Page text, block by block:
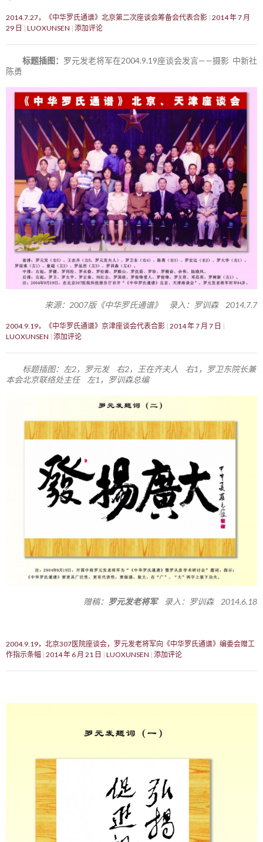
2014.7.27，《中华罗氏通谱》北京第二次座谈会筹备会代表合影 2014 年 7 月
29 日
LUOXUNSEN 添加评论
标题插图： 罗元发老将军在2004.9.19座谈会发言——摄影 中新社
陈勇
来源：2007版《中华罗氏通谱》 录入：罗训森 2014.7.7
2004.9.19，《中华罗氏通谱》京津座谈会代表合影 2014 年 7 月 7 日
LUOXUNSEN 添加评论
标题插图：左2，罗元发 右2，王在齐夫人 右1，罗卫东院长兼
本会北京联络处主任 左1，罗训森总编
赠稿： 罗元发老将军录入：罗训森 2014.6.18
2004.9.19，北京307医院座谈会，罗元发老将军向《中华罗氏通谱》编委会赠工
作指示条幅 2014 年 6 月 21 日 LUOXUNSEN 添加评论